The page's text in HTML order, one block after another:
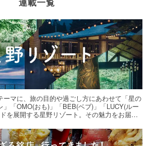
ーマに、旅の目的や過ごし方にあわせて「星の
「OMO(おも)」「BEB(ベブ)」「LUCY(ルー
を展開する星野リゾート。その魅力をお届け